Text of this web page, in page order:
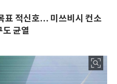
표 적신호… 미쓰비시 컨소
균열